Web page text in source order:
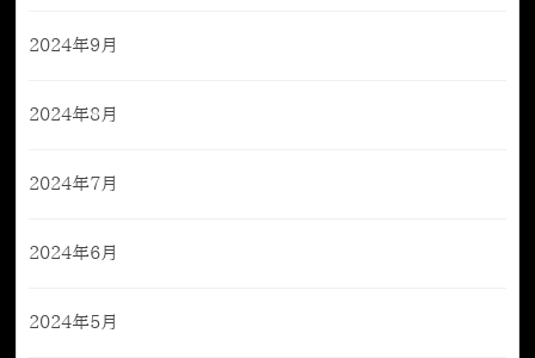
2024年9月
2024年8月
2024年7月
2024年6月
2024年5月